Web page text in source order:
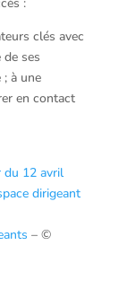
clés avec
de ses
à une
en contact
du 12 avril
dirigeant
– ©